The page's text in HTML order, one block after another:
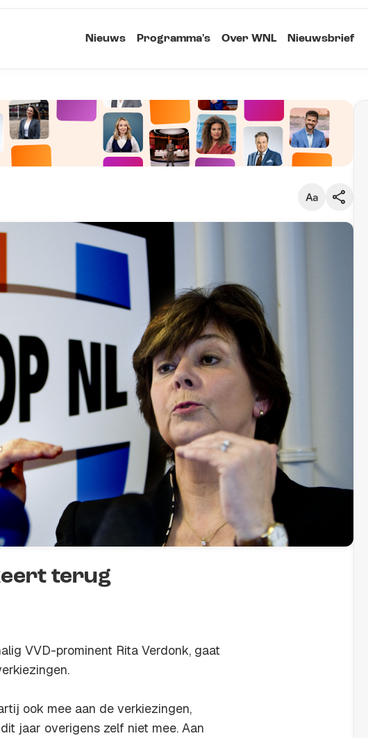
Nieuws Programma's Over WNL Nieuwsbrief
terug
VVD-prominent Rita Verdonk, gaat
ook mee aan de verkiezingen,
jaar overigens zelf niet mee. Aan